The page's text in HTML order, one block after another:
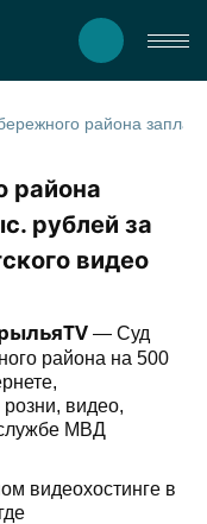
района
рублей за
видео
— Суд
района на 500
видео,
МВД
видеохостинге в